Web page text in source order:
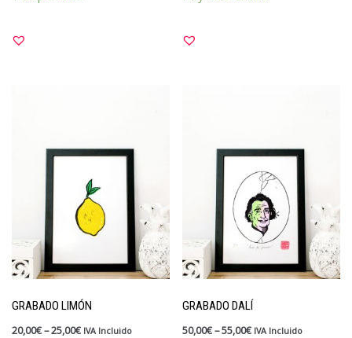
GRABADO LIMÓN
20,00€–25,00€ IVA Incluido
GRABADO DALÍ
50,00€–55,00€ IVA Incluido